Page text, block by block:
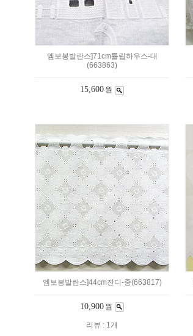
엠보봉발란스]71cm튤립하우스-대
(663863)
15,600 원
엠보봉발란스]44cm잔디-중(663817)
10,900 원
리뷰 : 1개